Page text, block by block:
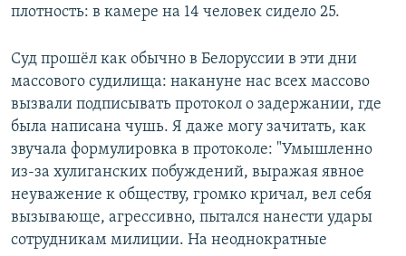
плотность: в камере на 14 человек сидело 25.
Суд прошёл как обычно в Белоруссии в эти дни
массового судилища: накануне нас всех массово
вызвали подписывать протокол о задержании, где
была написана чушь. Я даже могу зачитать, как
звучала формулировка в протоколе: "Умышленно
из-за хулиганских побуждений, выражая явное
неуважение к обществу, громко кричал, вел себя
вызывающе, агрессивно, пытался нанести удары
сотрудникам милиции. На неоднократные